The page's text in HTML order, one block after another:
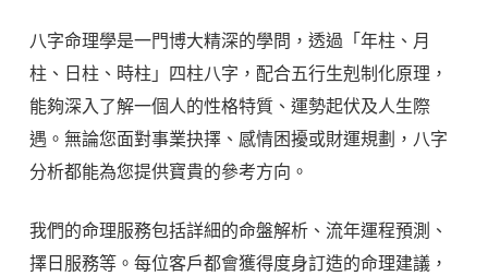
八字命理學是一門博大精深的學問，透過「年柱、月
柱、日柱、時柱」四柱八字，配合五行生剋制化原理，
能夠深入了解一個人的性格特質、運勢起伏及人生際
遇。無論您面對事業抉擇、感情困擾或財運規劃，八字
分析都能為您提供寶貴的參考方向。
我們的命理服務包括詳細的命盤解析、流年運程預測、
擇日服務等。每位客戶都會獲得度身訂造的命理建議，